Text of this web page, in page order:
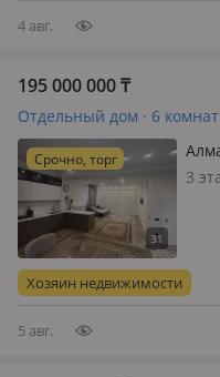
4 авг.
195 000 000₸
Отдельный дом · 6 комнат
Срочно, торг
3
Хозяин недвижимости
5 авг.